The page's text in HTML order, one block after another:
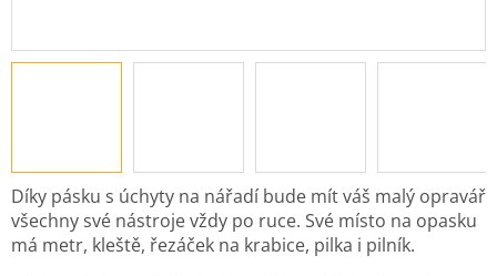
Díky pásku s úchyty na nářadí bude mít váš malý opravář
všechny své nástroje vždy po ruce. Své místo na opasku
má metr, kleště, řezáček na krabice, pilka i pilník.